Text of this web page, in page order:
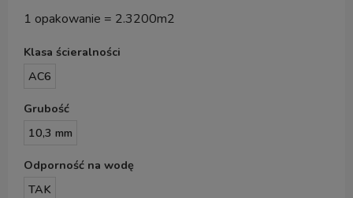
1 opakowanie = 2.3200m2
Klasa ścieralności
AC6
Grubość
10,3 mm
Odporność na wodę
TAK